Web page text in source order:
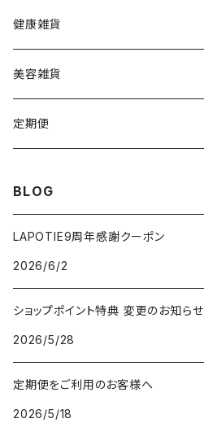
VSPICサンセラム
VSPIC C グロウミスト
VSRICビタミンC美容液
v3セットアップブラシ
V3ネムリップ
Cクレイパック
基本4種セット
ロング
スティック
バーニー
ビタマイン
ビューティフェイススティック・リン
レーザー&EMSリフトブラシPRO2.0
ビューティフェイススティック2.0
ヘッドスパ
健康雑貨
ストーンホットパット
美容雑貨
モコモコがま口
定期便
BLOG
LAPOTIE9周年感謝クーポン
2026/6/2
ショップポイント特典 変更のお知らせ
2026/5/28
定期便をご利用のお客様へ
2026/5/18